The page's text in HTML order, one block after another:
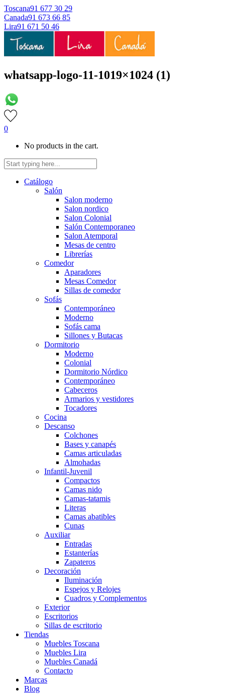
Toscana91 677 30 29
Canada91 673 66 85
Lira91 671 50 46
whatsapp-logo-11-1019×1024 (1)
0
No products in the cart.
Catálogo
Salón
Salon moderno
Salon nordico
Salon Colonial
Salón Contemporaneo
Salon Atemporal
Mesas de centro
Librerías
Comedor
Aparadores
Mesas Comedor
Sillas de comedor
Sofás
Contemporáneo
Moderno
Sofás cama
Sillones y Butacas
Dormitorio
Moderno
Colonial
Dormitorio Nórdico
Contemporáneo
Cabeceros
Armarios y vestidores
Tocadores
Cocina
Descanso
Colchones
Bases y canapés
Camas articuladas
Almohadas
Infantil-Juvenil
Compactos
Camas nido
Camas-tatamis
Literas
Camas abatibles
Cunas
Auxiliar
Entradas
Estanterías
Zapateros
Decoración
Iluminación
Espejos y Relojes
Cuadros y Complementos
Exterior
Escritorios
Sillas de escritorio
Tiendas
Muebles Toscana
Muebles Lira
Muebles Canadá
Contacto
Marcas
Blog